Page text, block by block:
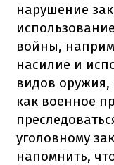
нарушение
войны,
насилие и
видов оружия,
как военное
уголовному
напомнить,